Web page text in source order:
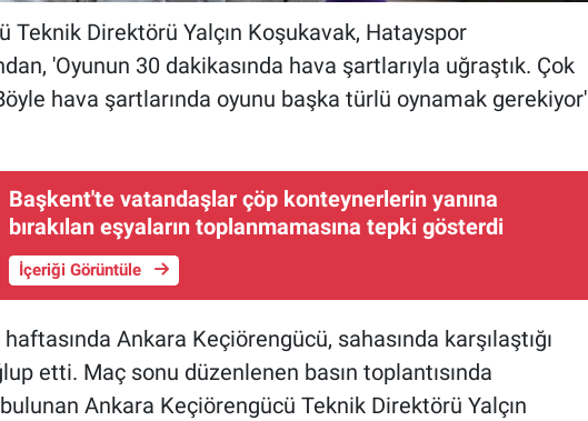
Teknik Direktörü Yalçın Koşukavak, Hatayspor
'Oyunun 30 dakikasında hava şartlarıyla uğraştık. Çok
hava şartlarında oyunu başka türlü oynamak gerekiyor'
Başkent'te vatandaşlar çöp konteynerlerin yanına
bırakılan eşyaların toplanmamasına tepki gösterdi
İçeriği Görüntüle
Ankara Keçiörengücü, sahasında karşılaştığı
etti. Maç sonu düzenlenen basın toplantısında
Ankara Keçiörengücü Teknik Direktörü Yalçın